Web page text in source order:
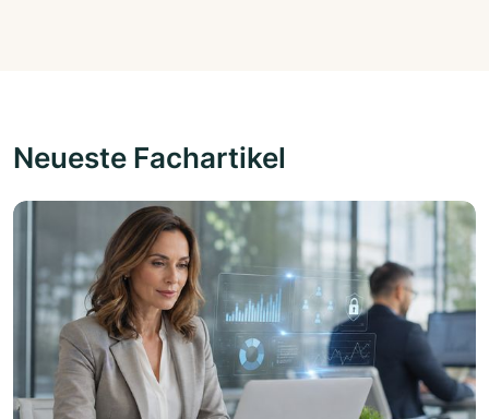
Neueste Fachartikel